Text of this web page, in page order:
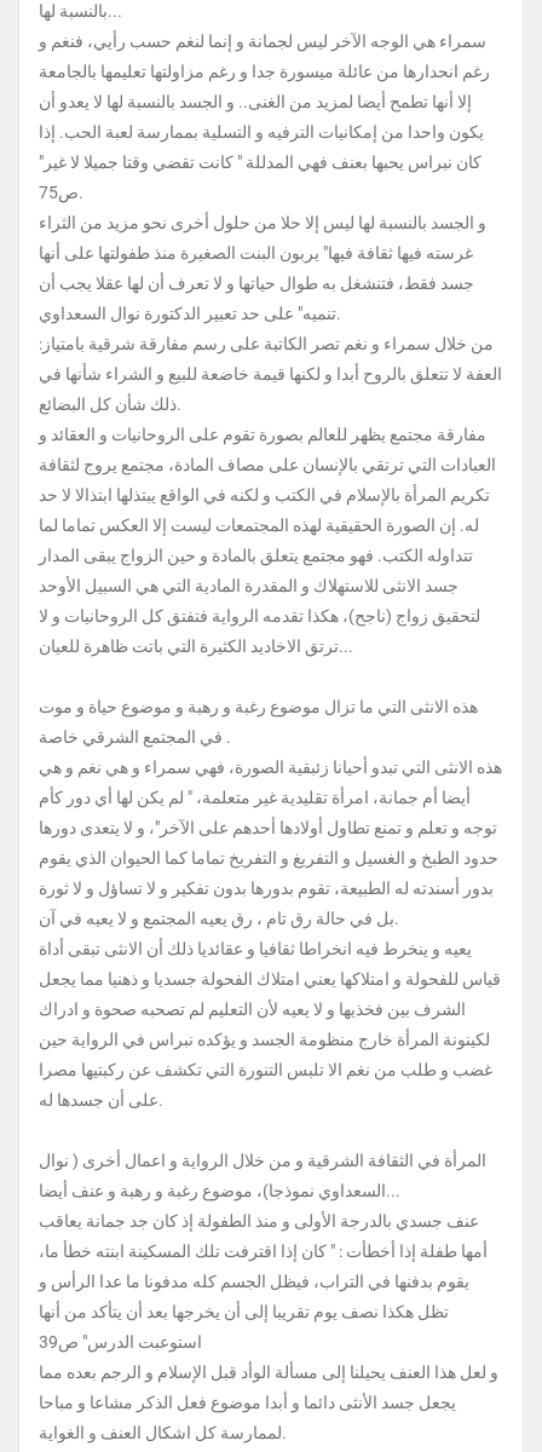
بالنسبة لها...
سمراء هي الوجه الآخر ليس لجمانة و إنما لنغم حسب رأيي، فنغم و
رغم انحدارها من عائلة ميسورة جدا و رغم مزاولتها تعليمها بالجامعة
إلا أنها تطمح أيضا لمزيد من الغنى.. و الجسد بالنسبة لها لا يعدو أن
يكون واحدا من إمكانيات الترفيه و التسلية بممارسة لعبة الحب. إذا
كان نبراس يحبها بعنف فهي المدللة " كانت تقضي وقتا جميلا لا غير"
ص75.
و الجسد بالنسبة لها ليس إلا حلا من حلول أخرى نحو مزيد من الثراء
غرسته فيها ثقافة فيها" يربون البنت الصغيرة منذ طفولتها على أنها
جسد فقط، فتنشغل به طوال حياتها و لا تعرف أن لها عقلا يجب أن
تنميه" على حد تعبير الدكتورة نوال السعداوي.
من خلال سمراء و نغم تصر الكاتبة على رسم مفارقة شرقية بامتياز:
العفة لا تتعلق بالروح أبدا و لكنها قيمة خاضعة للبيع و الشراء شأنها في
ذلك شأن كل البضائع.
مفارقة مجتمع يظهر للعالم بصورة تقوم على الروحانيات و العقائد و
العبادات التي ترتقي بالإنسان على مصاف المادة، مجتمع يروج لثقافة
تكريم المرأة بالإسلام في الكتب و لكنه في الواقع يبتذلها ابتذالا لا حد
له. إن الصورة الحقيقية لهذه المجتمعات ليست إلا العكس تماما لما
تتداوله الكتب. فهو مجتمع يتعلق بالمادة و حين الزواج يبقى المدار
جسد الانثى للاستهلاك و المقدرة المادية التي هي السبيل الأوحد
لتحقيق زواج (ناجح)، هكذا تقدمه الرواية فتفتق كل الروحانيات و لا
ترتق الاخاديد الكثيرة التي باتت ظاهرة للعيان...
هذه الانثى التي ما تزال موضوع رغبة و رهبة و موضوع حياة و موت
في المجتمع الشرقي خاصة .
هذه الانثى التي تبدو أحيانا زئبقية الصورة، فهي سمراء و هي نغم و هي
أيضا أم جمانة، امرأة تقليدية غير متعلمة، " لم يكن لها أي دور كأم
توجه و تعلم و تمنع تطاول أولادها أحدهم على الآخر"، و لا يتعدى دورها
حدود الطبخ و الغسيل و التفريغ و التفريخ تماما كما الحيوان الذي يقوم
بدور أسندته له الطبيعة، تقوم بدورها بدون تفكير و لا تساؤل و لا ثورة
بل في حالة رق تام ، رق يعيه المجتمع و لا يعيه في آن.
يعيه و ينخرط فيه انخراطا ثقافيا و عقائديا ذلك أن الانثى تبقى أداة
قياس للفحولة و امتلاكها يعني امتلاك الفحولة جسديا و ذهنيا مما يجعل
الشرف بين فخذيها و لا يعيه لأن التعليم لم تصحبه صحوة و ادراك
لكينونة المرأة خارج منظومة الجسد و يؤكده نبراس في الرواية حين
غضب و طلب من نغم الا تلبس التنورة التي تكشف عن ركبتيها مصرا
على أن جسدها له.
المرأة في الثقافة الشرقية و من خلال الرواية و اعمال أخرى ( نوال
السعداوي نموذجا)، موضوع رغبة و رهبة و عنف أيضا...
عنف جسدي بالدرجة الأولى و منذ الطفولة إذ كان جد جمانة يعاقب
أمها طفلة إذا أخطأت : " كان إذا اقترفت تلك المسكينة ابنته خطأ ما،
يقوم بدفنها في التراب، فيظل الجسم كله مدفونا ما عدا الرأس و
تظل هكذا نصف يوم تقريبا إلى أن يخرجها بعد أن يتأكد من أنها
استوعبت الدرس" ص39
و لعل هذا العنف يحيلنا إلى مسألة الوأد قبل الإسلام و الرجم بعده مما
يجعل جسد الأنثى دائما و أبدا موضوع فعل الذكر مشاعا و مباحا
لممارسة كل اشكال العنف و الغواية.